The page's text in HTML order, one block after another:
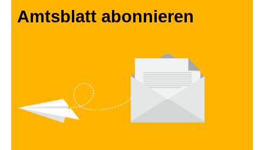
Amtsblatt abonnieren